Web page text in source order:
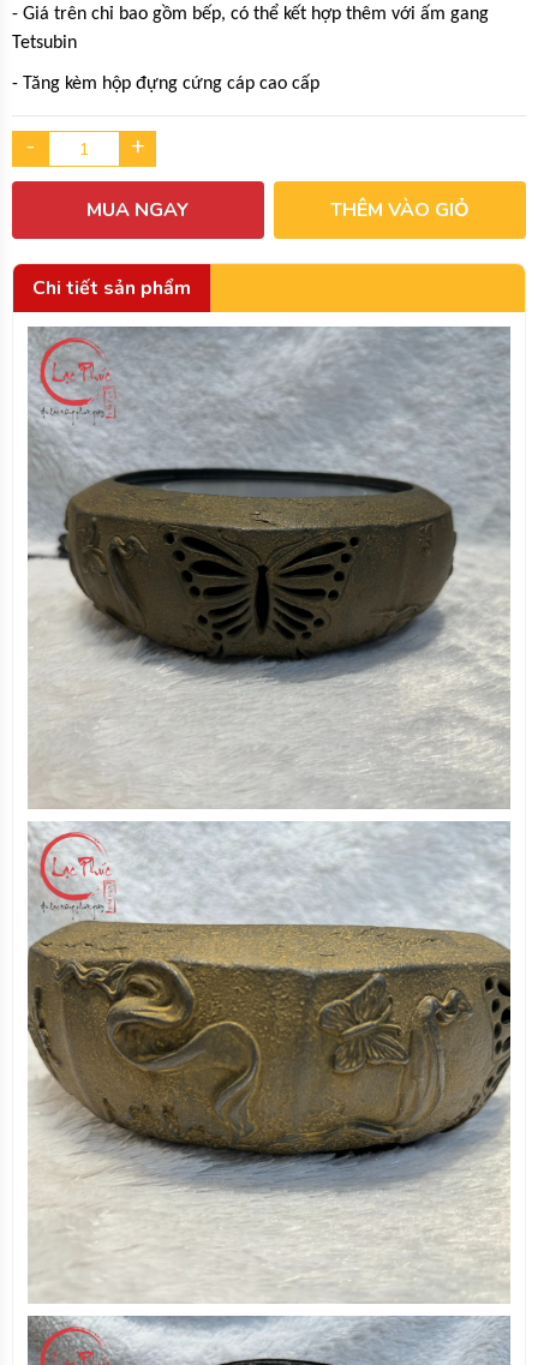
- Giá trên chỉ bao gồm bếp, có thể kết hợp thêm với ấm gang
Tetsubin
- Tăng kèm hộp đựng cứng cáp cao cấp
- +
MUA NGAY THÊM VÀO GIỎ
Chi tiết sản phẩm